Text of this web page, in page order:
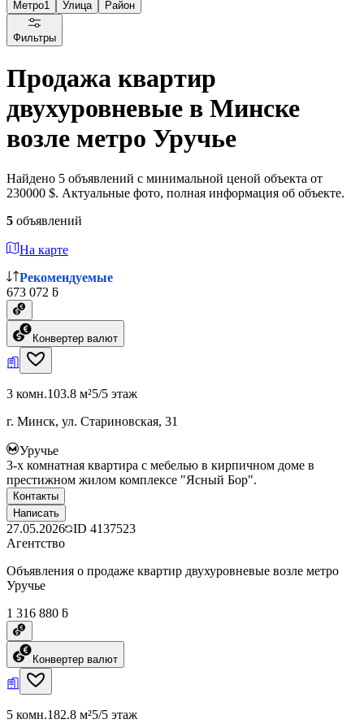
Метро1 Улица Район
Фильтры
Продажа квартир
двухуровневые в Минске
возле метро Уручье
Найдено 5 объявлений с минимальной ценой объекта от
230000 $. Актуальные фото, полная информация об объекте.
5 объявлений
На карте
Рекомендуемые
673 072 ƃ
Конвертер валют
3 комн.103.8 м²5/5 этаж
г. Минск, ул. Стариновская, 31
Уручье
3-х комнатная квартира с мебелью в кирпичном доме в
престижном жилом комплексе "Ясный Бор".
Контакты
Написать
27.05.2026 ID 4137523
Агентство
Объявления о продаже квартир двухуровневые возле метро
Уручье
1 316 880 ƃ
Конвертер валют
5 комн.182.8 м²5/5 этаж